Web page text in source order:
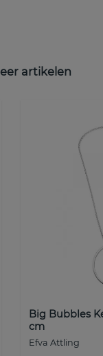
artikelen
Big Bubbles
cm
Efva Attling